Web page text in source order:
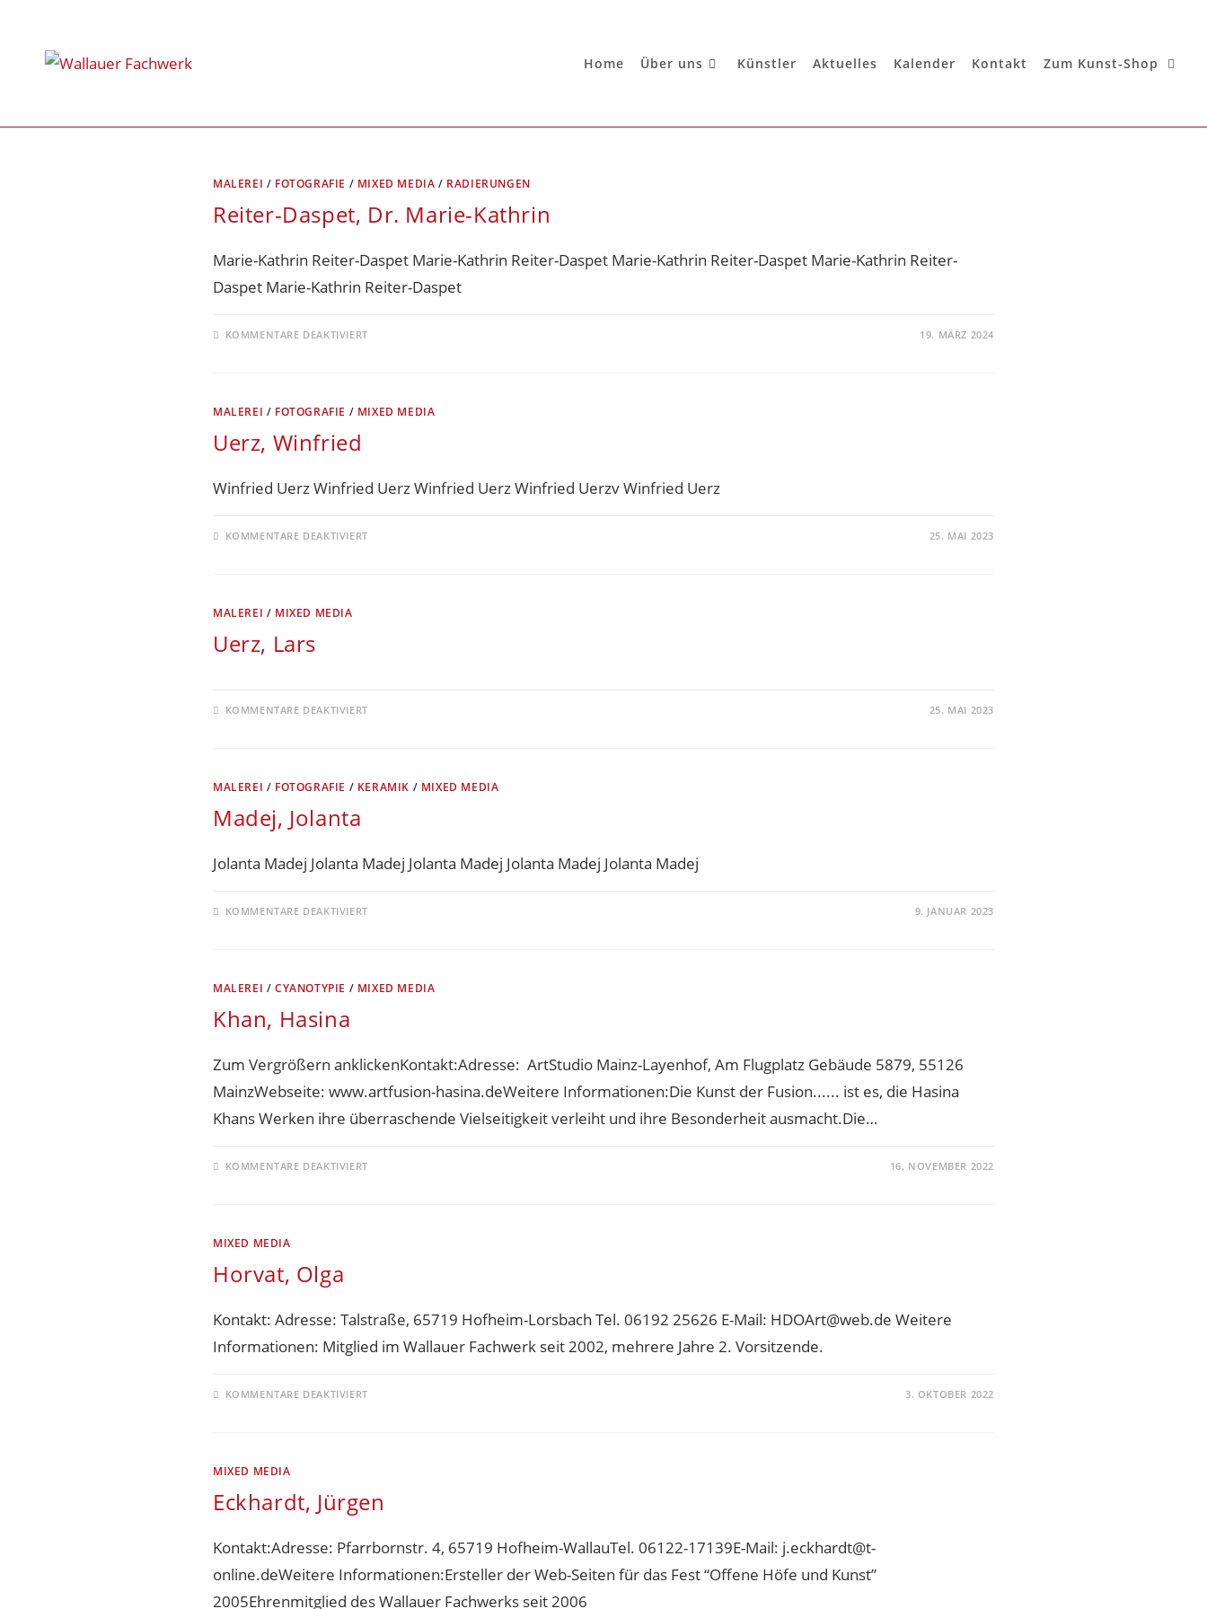
Home Über uns Künstler Aktuelles Kalender Kontakt Zum Kunst-Shop
MALEREI / FOTOGRAFIE / MIXED MEDIA / RADIERUNGEN
Reiter-Daspet, Dr. Marie-Kathrin
Marie-Kathrin Reiter-Daspet Marie-Kathrin Reiter-Daspet Marie-Kathrin Reiter-Daspet Marie-Kathrin Reiter-
Daspet Marie-Kathrin Reiter-Daspet
KOMMENTARE DEAKTIVIERT 19. MÄRZ 2024
MALEREI / FOTOGRAFIE / MIXED MEDIA
Uerz, Winfried
Winfried Uerz Winfried Uerz Winfried Uerz Winfried Uerzv Winfried Uerz
KOMMENTARE DEAKTIVIERT 25. MAI 2023
MALEREI / MIXED MEDIA
Uerz, Lars
KOMMENTARE DEAKTIVIERT 25. MAI 2023
MALEREI / FOTOGRAFIE / KERAMIK / MIXED MEDIA
Madej, Jolanta
Jolanta Madej Jolanta Madej Jolanta Madej Jolanta Madej Jolanta Madej
KOMMENTARE DEAKTIVIERT 9. JANUAR 2023
MALEREI /CYANOTYPIE / MIXED MEDIA
Khan, Hasina
Zum Vergrößern anklickenKontakt:Adresse: ArtStudio Mainz-Layenhof, Am Flugplatz Gebäude 5879, 55126
MainzWebseite: www.artfusion-hasina.deWeitere Informationen:Die Kunst der Fusion...... ist es, die Hasina
Khans Werken ihre überraschende Vielseitigkeit verleiht und ihre Besonderheit ausmacht.Die…
KOMMENTARE DEAKTIVIERT 16. NOVEMBER 2022
MIXED MEDIA
Horvat, Olga
Kontakt: Adresse: Talstraße, 65719 Hofheim-Lorsbach Tel. 06192 25626 E-Mail: HDOArt@web.de Weitere
Informationen: Mitglied im Wallauer Fachwerk seit 2002, mehrere Jahre 2. Vorsitzende.
KOMMENTARE DEAKTIVIERT 3. OKTOBER 2022
MIXED MEDIA
Eckhardt, Jürgen
Kontakt:Adresse: Pfarrbornstr. 4, 65719 Hofheim-WallauTel. 06122-17139E-Mail: j.eckhardt@t-
online.deWeitere Informationen:Ersteller der Web-Seiten für das Fest “Offene Höfe und Kunst”
2005Ehrenmitglied des Wallauer Fachwerks seit 2006